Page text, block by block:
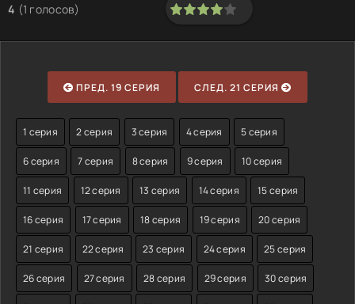
4 (1 голосов)
80
ПРЕД. 19 СЕРИЯ СЛЕД. 21 СЕРИЯ
1 серия 2 серия 3 серия 4 серия 5 серия
6 серия 7 серия 8 серия 9 серия 10 серия
11 серия 12 серия 13 серия 14 серия 15 серия
16 серия 17 серия 18 серия 19 серия 20 серия
21 серия 22 серия 23 серия 24 серия 25 серия
26 серия 27 серия 28 серия 29 серия 30 серия